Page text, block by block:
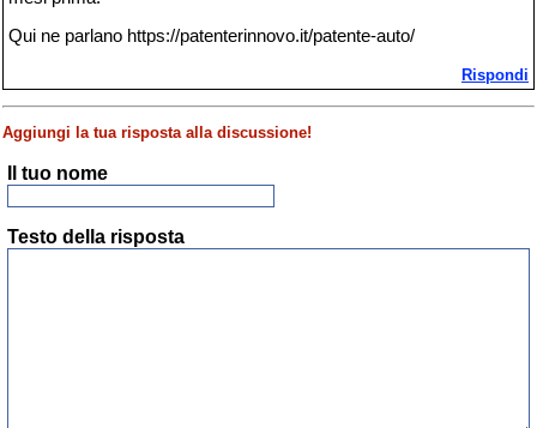
Qui ne parlano https://patenterinnovo.it/patente-auto/
Rispondi
Aggiungi la tua risposta alla discussione!
Il tuo nome
Testo della risposta